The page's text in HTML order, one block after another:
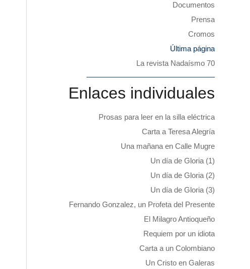
Documentos
Prensa
Cromos
Última página
La revista Nadaísmo 70
Enlaces individuales
Prosas para leer en la silla eléctrica
Carta a Teresa Alegría
Una mañana en Calle Mugre
Un día de Gloria (1)
Un día de Gloria (2)
Un día de Gloria (3)
Fernando Gonzalez, un Profeta del Presente
El Milagro Antioqueño
Requiem por un idiota
Carta a un Colombiano
Un Cristo en Galeras